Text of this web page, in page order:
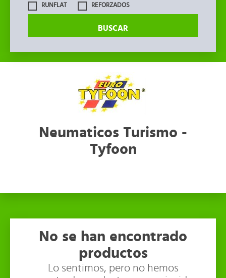
RUNFLAT REFORZADOS
BUSCAR
Neumaticos Turismo -
Tyfoon
No se han encontrado
productos
Lo sentimos, pero no hemos